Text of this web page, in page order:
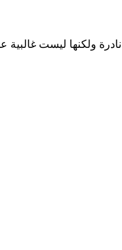
نادرة ولكنها ليست